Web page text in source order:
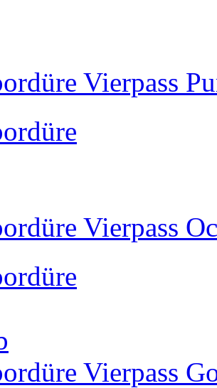
Vierpass
Vierpass
Vierpass